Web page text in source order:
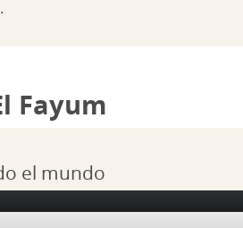
.
Fayum
el mundo